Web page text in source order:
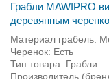
Грабли MAWIPRO
деревянным
Материал грабель:
Черенок: Есть
Тип товара: Грабли
Производитель